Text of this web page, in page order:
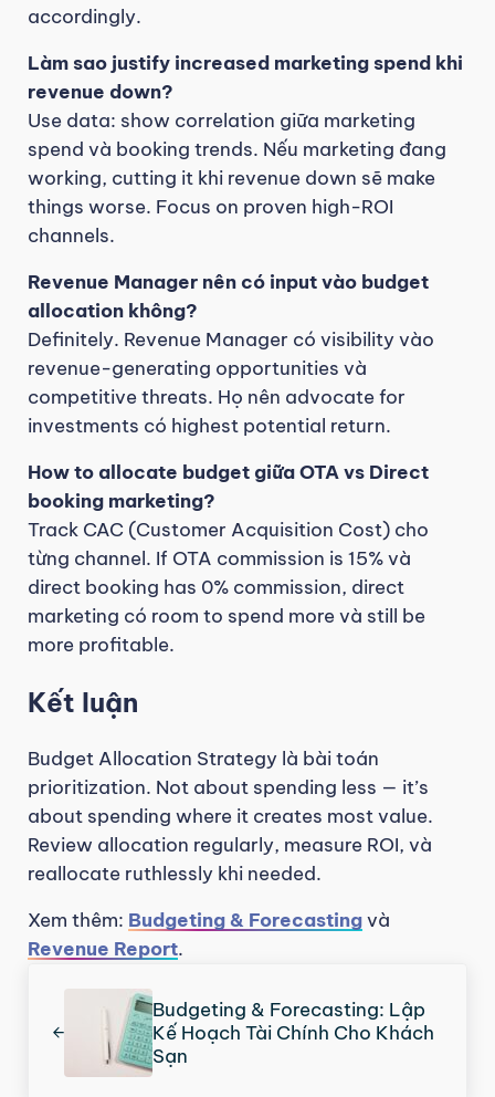
accordingly.
Làm sao justify increased marketing spend khi
revenue down?
Use data: show correlation giữa marketing
spend và booking trends. Nếu marketing đang
working, cutting it khi revenue down sẽ make
things worse. Focus on proven high-ROI
channels.
Revenue Manager nên có input vào budget
allocation không?
Definitely. Revenue Manager có visibility vào
revenue-generating opportunities và
competitive threats. Họ nên advocate for
investments có highest potential return.
How to allocate budget giữa OTA vs Direct
booking marketing?
Track CAC (Customer Acquisition Cost) cho
từng channel. If OTA commission is 15% và
direct booking has 0% commission, direct
marketing có room to spend more và still be
more profitable.
Kết luận
Budget Allocation Strategy là bài toán
prioritization. Not about spending less — it’s
about spending where it creates most value.
Review allocation regularly, measure ROI, và
reallocate ruthlessly khi needed.
Xem thêm: Budgeting & Forecastingvà
Revenue Report.
Budgeting & Forecasting: Lập
Kế Hoạch Tài Chính Cho Khách
Sạn